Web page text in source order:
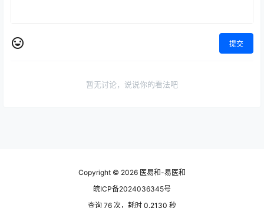
提交
暂无讨论，说说你的看法吧
Copyright © 2026 医易和-易医和
皖ICP备2024036345号
查询 76 次，耗时 0.2130 秒